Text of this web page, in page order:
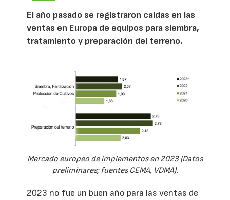
El año pasado se registraron caídas en las
ventas en Europa de equipos para siembra,
tratamiento y preparación del terreno.
Mercado europeo de implementos en 2023 (Datos
preliminares; fuentes CEMA, VDMA).
2023 no fue un buen año para las ventas de